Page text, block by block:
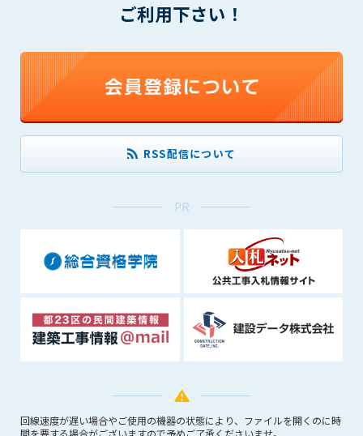
ご利用下さい！
RSS配信について
PR
回線速度が遅い場合やご使用の機器の状態により、ファイルを開くのに時
管理者は、会員の承諾なく、本サービス内容の変更(新規追加、
廃止を含み)し、本サービスの運営を中止または廃止することが
できるものとします。これに起因する会員または他の第三者が
被った損害について管理者は､一切の責任をも負わないものと
します。
会員の氏名、住所、性別、年齢、メールアドレスその他本サー
個人情報といいます）について、管理者は、以下の各号に該当
(1) 会員が、自己の個人情報の開示に事前に同意している場合
(2) 個々の会員を特定できない統計的な処理をした形式で第三
者に提供する場合
(3) 第三者および管理者の権利、財産、安全等を保護するため
に必要であると管理者が判断した場合
(4) 法令等により開示を求められた場合
管理者は、会員が登録した内容が以下に該当する、またはその
恐れのあるものは、会員の承諾なく削除できるものとします。